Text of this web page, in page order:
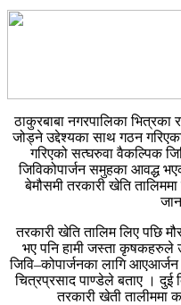
ठाकुरबाबा नगरपालिका
जोड्ने उद्देश्यका साथ गठन
गरिएको सत्घरुवा वैकल्पिक
जिविकोपार्जन समुहका आवद्ध
बेमौसमी तरकारी खेति
तरकारी खेति तालिम लिए पछि
भए पनि हामी जस्ता कृषकहरुले
जिवि–कोपार्जनका लागि
चित्रप्रसाद पाण्डेले बताए । दुई
तरकारी खेती तालीममा